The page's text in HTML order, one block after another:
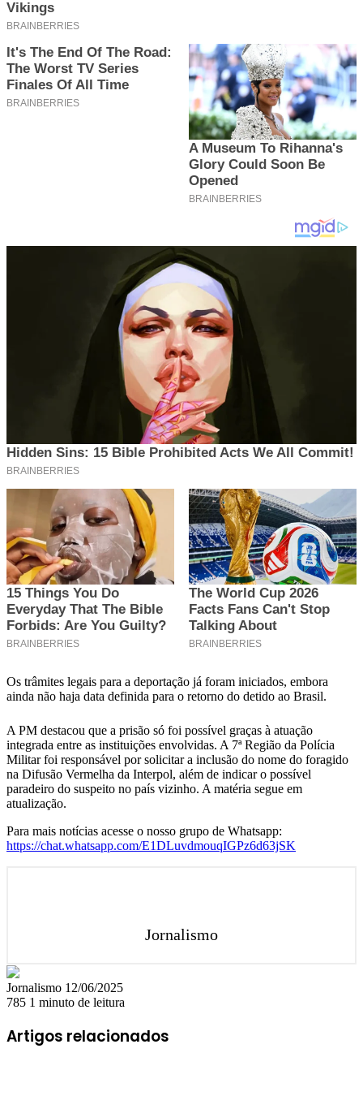
Os trâmites legais para a deportação já foram iniciados, embora
ainda não haja data definida para o retorno do detido ao Brasil.
A PM destacou que a prisão só foi possível graças à atuação
integrada entre as instituições envolvidas. A 7ª Região da Polícia
Militar foi responsável por solicitar a inclusão do nome do foragido
na Difusão Vermelha da Interpol, além de indicar o possível
paradeiro do suspeito no país vizinho. A matéria segue em
atualização.
Para mais notícias acesse o nosso grupo de Whatsapp:
https://chat.whatsapp.com/E1DLuvdmouqIGPz6d63jSK
Jornalismo
Jornalismo Mande
um
mail
12/06/2025
785 1 minuto de leitura
Artigos relacionados